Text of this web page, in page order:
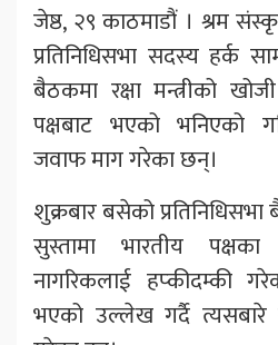
जेष्ठ, २९ काठमाडौं । श्रम
प्रतिनिधिसभा सदस्य हर्क
बैठकमा रक्षा मन्त्रीको
पक्षबाट भएको भनिएको
जवाफ माग गरेका छन्।
शुक्रबार बसेको
सुस्तामा भारतीय पक्षका
नागरिकलाई हप्कीदम्की
भएको उल्लेख गर्दै त्यसबारे